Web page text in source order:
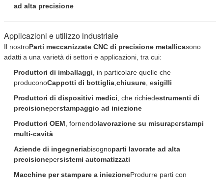
ad alta precisione
Applicazioni e utilizzo industriale
Il nostroParti meccanizzate CNC di precisione metallicasono
adatti a una varietà di settori e applicazioni, tra cui:
Produttori di imballaggi , in particolare quelle che
produconoCappotti di bottiglia chiusure , esigilli
Produttori di dispositivi medici , che richiedestrumenti di
precisioneperstampaggio ad iniezione
Produttori OEM , fornendolavorazione su misuraperstampi
multi-cavità
Aziende di ingegneriabisognoparti lavorate ad alta
precisionepersistemi automatizzati
Macchine per stampare a iniezioneProdurre parti con